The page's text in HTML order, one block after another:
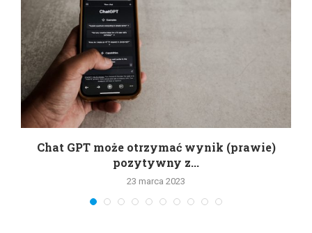
Chat GPT może otrzymać wynik (prawie)
pozytywny z...
23 marca 2023